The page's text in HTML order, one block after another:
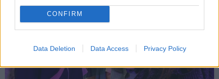
CONFIRM
Data Deletion Data Access Privacy Policy